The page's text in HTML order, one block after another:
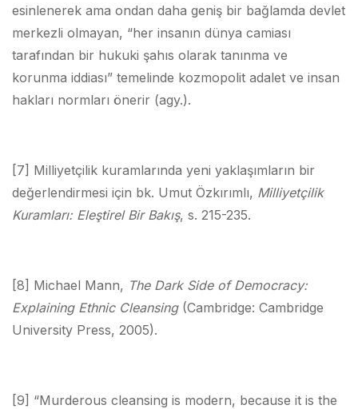
esinlenerek ama ondan daha geniş bir bağlamda devlet
merkezli olmayan, “her insanın dünya camiası
tarafından bir hukuki şahıs olarak tanınma ve
korunma iddiası” temelinde kozmopolit adalet ve insan
hakları normları önerir (agy.).
[7] Milliyetçilik kuramlarında yeni yaklaşımların bir
değerlendirmesi için bk. Umut Özkırımlı, Milliyetçilik
Kuramları: Eleştirel Bir Bakış, s. 215-235.
[8] Michael Mann, The Dark Side of Democracy:
Explaining Ethnic Cleansing(Cambridge: Cambridge
University Press, 2005).
[9] “Murderous cleansing is modern, because it is the